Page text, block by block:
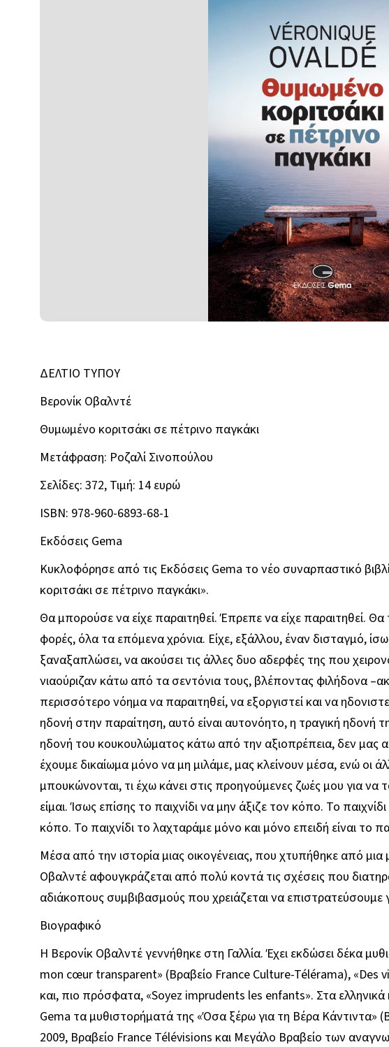
ΔΕΛΤΙΟ ΤΥΠΟΥ
Βερονίκ Οβαλντέ
Θυμωμένο κοριτσάκι σε πέτρινο παγκάκι
Μετάφραση: Ροζαλί Σινοπούλου
Σελίδες: 372, Τιμή: 14 ευρώ
ISBN: 978-960-6893-68-1
Εκδόσεις Gema
Κυκλοφόρησε από τις Εκδόσεις Gema το νέο συναρπαστικό
κοριτσάκι σε πέτρινο παγκάκι».
Θα μπορούσε να είχε παραιτηθεί. Έπρεπε να είχε παραιτηθεί.
φορές, όλα τα επόμενα χρόνια. Είχε, εξάλλου, έναν δισταγμό,
ξαναξαπλώσει, να ακούσει τις άλλες δυο αδερφές της που
νιαούριζαν κάτω από τα σεντόνια τους, βλέποντας φιλήδονα
περισσότερο νόημα να παραιτηθεί, να εξοργιστεί και να
ηδονή στην παραίτηση, αυτό είναι αυτονόητο, η τραγική ηδονή
ηδονή του κουκουλώματος κάτω από την αξιοπρέπεια, δεν μας
έχουμε δικαίωμα μόνο να μη μιλάμε, μας κλείνουν μέσα, ενώ οι
μπουκώνονται, τι έχω κάνει στις προηγούμενες ζωές μου για
είμαι. Ίσως επίσης το παιχνίδι να μην άξιζε τον κόπο. Το
κόπο. Το παιχνίδι το λαχταράμε μόνο και μόνο επειδή είναι το
Μέσα από την ιστορία μιας οικογένειας, που χτυπήθηκε από
Οβαλντέ αφουγκράζεται από πολύ κοντά τις σχέσεις που
αδιάκοπους συμβιβασμούς που χρειάζεται να επιστρατεύσουμε
Βιογραφικό
Η Βερονίκ Οβαλντέ γεννήθηκε στη Γαλλία. Έχει εκδώσει δέκα
mon cœur transparent» (Βραβείο France Culture-Télérama), «Des
και, πιο πρόσφατα, «Soyez imprudents les enfants». Στα
Gema τα μυθιστορήματά της «Όσα ξέρω για τη Βέρα Κάντιντα»
2009, Βραβείο France Télévisions και Μεγάλο Βραβείο των